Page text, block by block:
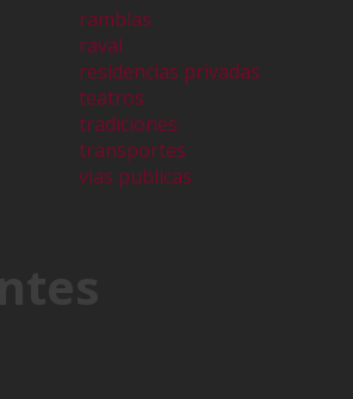
ramblas
raval
residencias privadas
teatros
tradiciones
transportes
vias publicas